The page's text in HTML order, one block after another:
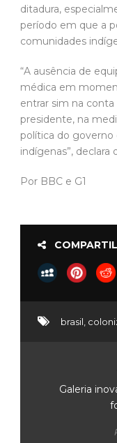
ditadura,
período em que a
comunidades
“A ausência de
médica em
entrar sim na
presidente, na
política do
indígenas”, declara
Por BBC e G1
brasil
Galeria